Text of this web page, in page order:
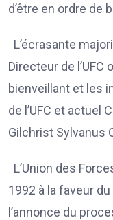
d’être en ordre de
L’écrasante
Directeur de
bienveillant et les
de l’UFC et actuel
Gilchrist Sylvanus
L’Union des
1992 à la faveur
l’annonce du